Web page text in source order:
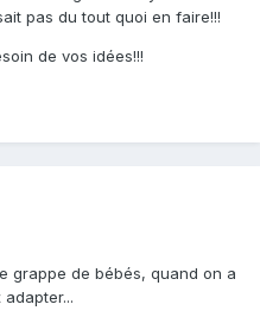
pas du tout quoi en faire!!!
de vos idées!!!
grappe de bébés, quand on a